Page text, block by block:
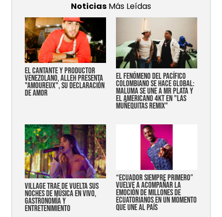
Noticias Más Leídas
EL CANTANTE Y PRODUCTOR
VENEZOLANO, ALLEH PRESENTA
"AMOUREUX", SU DECLARACIÓN
DE AMOR
EL FENÓMENO DEL PACÍFICO
COLOMBIANO SE HACE GLOBAL:
MALUMA SE UNE A MR PLATA Y
EL AMERICANO 4KT EN "LAS
MUÑEQUITAS REMIX"
Village trae de vuelta sus
noches de música en vivo,
gastronomía y
entretenimiento
“Ecuador siempre primero”
vuelve a acompañar la
emoción de millones de
ecuatorianos en un momento
que une al país